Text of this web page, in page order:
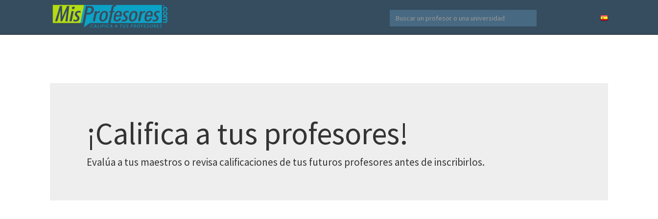
¡Califica a tus profesores!
Evalúa a tus maestros o revisa calificaciones de tus futuros profesores antes de inscribirlos.